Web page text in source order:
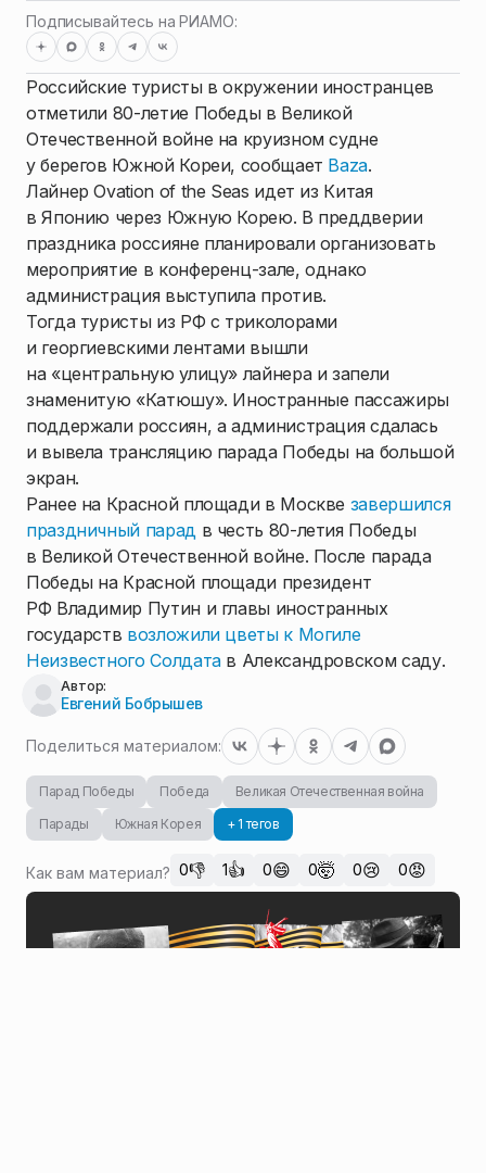
Подписывайтесь на РИАМО:
Российские туристы в окружении иностранцев
отметили 80-летие Победы в Великой
Отечественной войне на круизном судне
у берегов Южной Кореи, сообщает Baza.
Лайнер Ovation of the Seas идет из Китая
в Японию через Южную Корею. В преддверии
праздника россияне планировали организовать
мероприятие в конференц-зале, однако
администрация выступила против.
Тогда туристы из РФ с триколорами
и георгиевскими лентами вышли
на «центральную улицу» лайнера и запели
знаменитую «Катюшу». Иностранные пассажиры
поддержали россиян, а администрация сдалась
и вывела трансляцию парада Победы на большой
экран.
Ранее на Красной площади в Москве завершился
праздничный парадв честь 80-летия Победы
в Великой Отечественной войне. После парада
Победы на Красной площади президент
РФ Владимир Путин и главы иностранных
государств возложили цветы к Могиле
Неизвестного Солдатав Александровском саду.
Автор:
Евгений Бобрышев
Поделиться материалом:
Парад Победы Победа
Великая Отечественная война
Парады
Южная Корея + 1 тегов
Как вам материал? 0👎 1👍 0😄 0🤯 0😢 0😡